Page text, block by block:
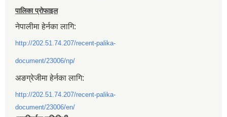
पालिका प्रोफाइल
नेपालीमा हेर्नका लागि:
http://202.51.74.207/recent-palika-
document/23006/np/
अङग्रेजीमा हेर्नका लागि:
http://202.51.74.207/recent-palika-
document/23006/en/